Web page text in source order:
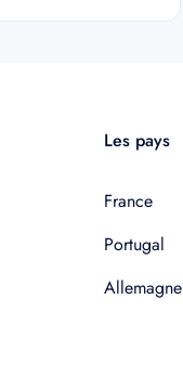
Les pays
France
Portugal
Allemagne